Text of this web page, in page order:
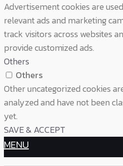
Advertisement cookies are
relevant ads and marketing
track visitors across websites
provide customized ads.
Others
Others
Other uncategorized cookies
analyzed and have not been
yet.
SAVE & ACCEPT
MENU